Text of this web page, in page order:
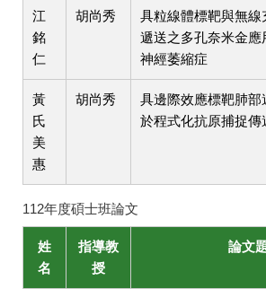
江
銘
仁
胡尚秀
具粒線體標靶與無線
遞送之多孔奈米金應
神經萎縮症
黃
氏
美
惠
胡尚秀
具邊際效應標靶肺部
於程式化抗原捕捉傳
112年度碩士班論文
姓
名
指導教
授
論文